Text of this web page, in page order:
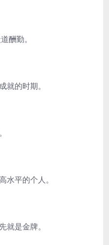
酬勤。
就的时期。
水平的个人。
就是金牌。